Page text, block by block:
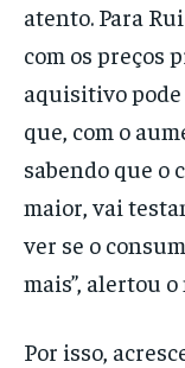
atento. Para
com os preços
aquisitivo
que, com o
sabendo que o
maior, vai
ver se o
mais”, alertou
Por isso,